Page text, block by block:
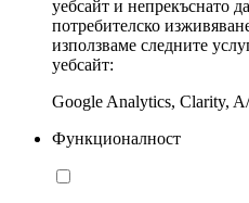
уебсайт и непрекъснато
потребителско
използваме следните
уебсайт:
Google Analytics, Clarity,
Функционалност